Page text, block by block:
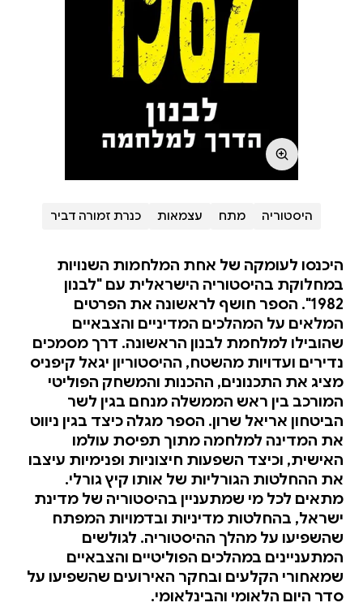
היסטוריה מתח עצמאות כנרת זמורה דביר
היכנסו לעומקה של אחת המלחמות השנויות
במחלוקת בהיסטוריה הישראלית עם "לבנון
1982". הספר חושף לראשונה את הפרטים
המלאים על המהלכים המדיניים והצבאיים
שהובילו למלחמת לבנון הראשונה. דרך מסמכים
נדירים ועדויות מהשטח, ההיסטוריון יגאל קיפניס
מציג את התכנונים, ההכנות והמשחק הפוליטי
המורכב בין ראש הממשלה מנחם בגין לשר
הביטחון אריאל שרון. הספר מגלה כיצד בגין ניווט
את המדינה למלחמה מתוך תפיסת עולמו
האישית, וכיצד השפעות חיצוניות ופנימיות עיצבו
את ההחלטות הגורליות של אותו קיץ גורלי.
מתאים לכל מי שמתעניין בהיסטוריה של מדינת
ישראל, בהחלטות מדיניות ובדמויות המפתח
שהשפיעו על מהלך ההיסטוריה. לגולשים
המתעניינים במהלכים הפוליטיים והצבאיים
שמאחורי הקלעים ובחקר האירועים שהשפיעו על
סדר היום הלאומי והבינלאומי.